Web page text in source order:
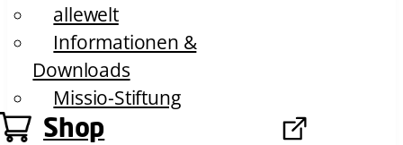
allewelt
Informationen &
Downloads
Missio-Stiftung
Shop